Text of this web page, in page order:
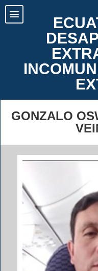
GONZALO